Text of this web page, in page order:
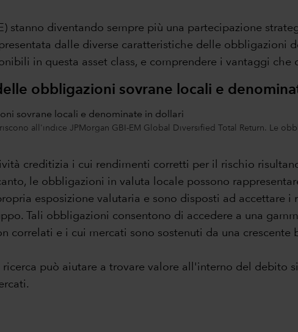
stanno diventando sempre più una partecipazione
dalle diverse caratteristiche delle obbligazioni
in questa asset class, e comprendere i vantaggi che
obbligazioni sovrane locali e
all'indice JPMorgan GBI-EM Global Diversified Total Return. Le
creditizia i cui rendimenti corretti per il rischio
le obbligazioni in valuta locale possono
esposizione valutaria e sono disposti ad accettare
Tali obbligazioni consentono di accedere a una
correlati e i cui mercati sono sostenuti da una
può aiutare a trovare valore all'interno del debito